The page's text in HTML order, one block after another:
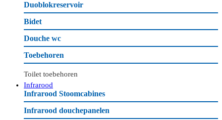
Duoblokreservoir
Bidet
Douche wc
Toebehoren
Toilet toebehoren
Infrarood
Infrarood Stoomcabines
Infrarood douchepanelen